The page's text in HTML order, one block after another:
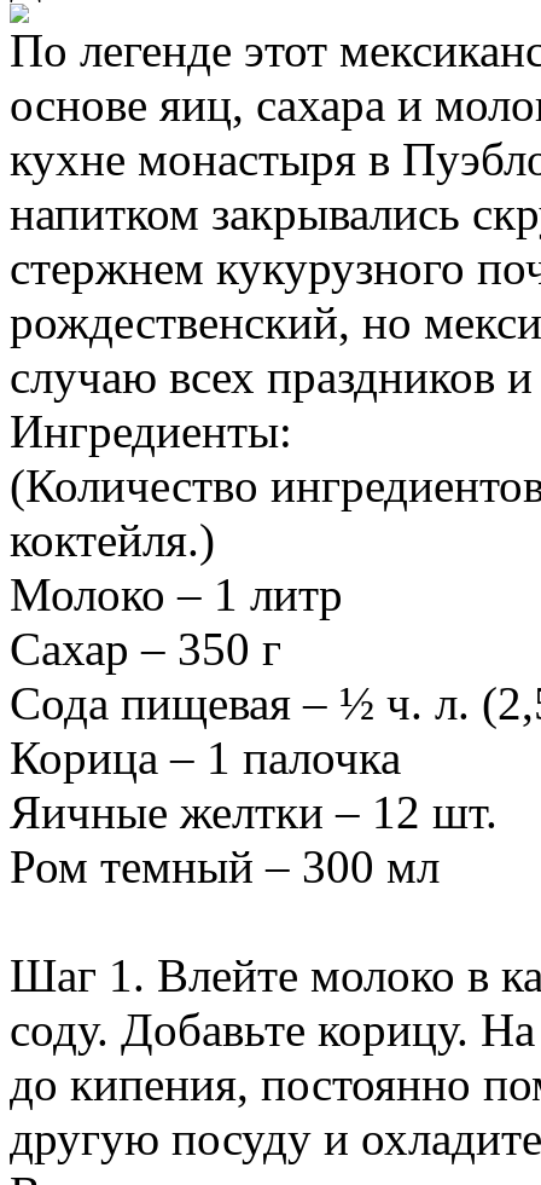
По легенде этот
основе яиц, сахара и
кухне монастыря в
напитком закрывались
стержнем кукурузного
рождественский, но
случаю всех праздников
Ингредиенты:
(Количество
коктейля.)
Молоко – 1 литр
Сахар – 350 г
Сода пищевая – ½ ч. л.
Корица – 1 палочка
Яичные желтки – 12 шт.
Ром темный – 300 мл
Шаг 1. Влейте молоко в
соду. Добавьте корицу.
до кипения, постоянно
другую посуду и